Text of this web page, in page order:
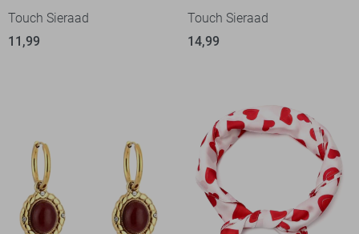
Touch Sieraad
11,99
Touch Sieraad
14,99